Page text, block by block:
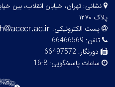
نشانی:
پلاک ۱۲۷۰
پست الکترونیکی:
تلفن: 66466569
دورنگار: 66497572
ساعات پاسخگویی: 8-16